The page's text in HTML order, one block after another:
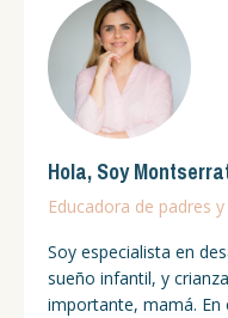
Hola, Soy
Educadora de padres
Soy especialista en
sueño infantil, y
importante, mamá. En